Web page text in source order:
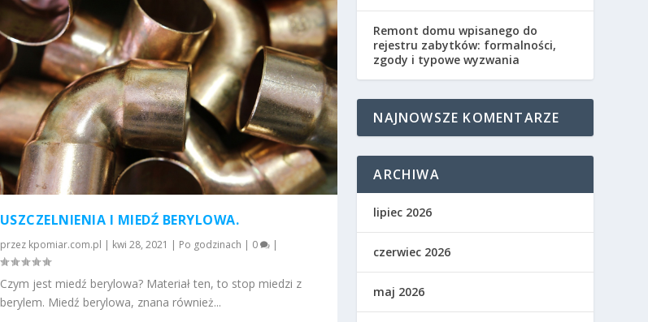
USZCZELNIENIA I MIEDŹ BERYLOWA.
przez kpomiar.com.pl | kwi 28, 2021 | Po godzinach | 0 |
Czym jest miedź berylowa? Materiał ten, to stop miedzi z
berylem. Miedź berylowa, znana również...
Remont domu wpisanego do
rejestru zabytków: formalności,
zgody i typowe wyzwania
NAJNOWSZE KOMENTARZE
ARCHIWA
lipiec 2026
czerwiec 2026
maj 2026